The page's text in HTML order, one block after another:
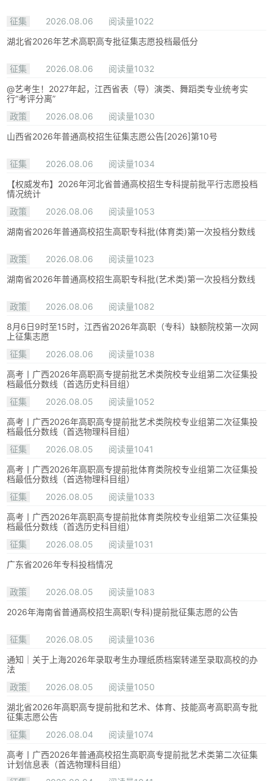
征集 2026.08.06
阅读量1022
湖北省2026年艺术高职高专批征集志愿投档最低分
征集 2026.08.06
阅读量1032
@艺考生！2027年起，江西省表（导）演类、舞蹈类专业统考实
行“考评分离”
政策
2026.08.06
阅读量1030
山西省2026年普通高校招生征集志愿公告[2026]第10号
征集 2026.08.06
阅读量1034
【权威发布】2026年河北省普通高校招生专科提前批平行志愿投档
情况统计
政策
2026.08.06
阅读量1053
湖南省2026年普通高校招生高职专科批(体育类)第一次投档分数线
政策 2026.08.06
阅读量1023
湖南省2026年普通高校招生高职专科批(艺术类)第一次投档分数线
政策 2026.08.06
阅读量1082
8月6日9时至15时，江西省2026年高职（专科）缺额院校第一次网
上征集志愿
征集
2026.08.06
阅读量1038
高考丨广西2026年高职高专提前批艺术类院校专业组第二次征集投
档最低分数线（首选历史科目组）
征集
2026.08.05
阅读量1052
高考丨广西2026年高职高专提前批艺术类院校专业组第二次征集投
档最低分数线（首选物理科目组）
征集
2026.08.05
阅读量1041
高考丨广西2026年高职高专提前批体育类院校专业组第二次征集投
档最低分数线（首选物理科目组）
征集
2026.08.05
阅读量1033
高考丨广西2026年高职高专提前批体育类院校专业组第二次征集投
档最低分数线（首选历史科目组）
征集
2026.08.05
阅读量1031
广东省2026年专科投档情况
政策 2026.08.05
阅读量1083
2026年海南省普通高校招生高职(专科)提前批征集志愿的公告
征集 2026.08.05
阅读量1036
通知｜关于上海2026年录取考生办理纸质档案转递至录取高校的办
法
政策
2026.08.05
阅读量1050
湖北省2026年高职高专提前批和艺术、体育、技能高考高职高专批
征集志愿公告
征集
2026.08.04
阅读量1074
高考丨广西2026年普通高校招生高职高专提前批艺术类第二次征集
计划信息表（首选物理科目组）